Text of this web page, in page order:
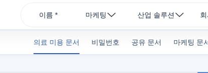
이름 * 마케팅 산업 솔루션
의료 미용 문서 비밀번호 공유 문서 마케팅 문